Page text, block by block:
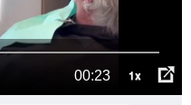
00:23 1x